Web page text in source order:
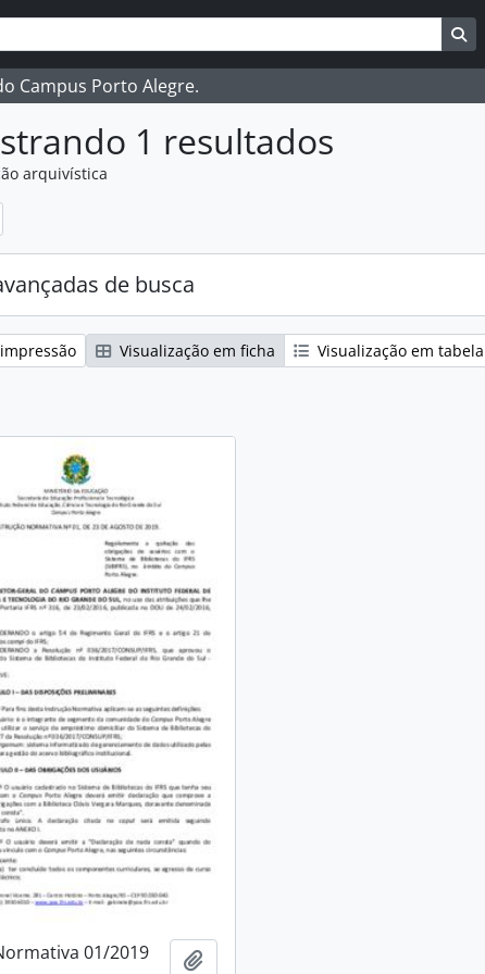
Campus Porto Alegre.
1 resultados
arquivística
de busca
Visualização em ficha Visualização em tabela
01/2019